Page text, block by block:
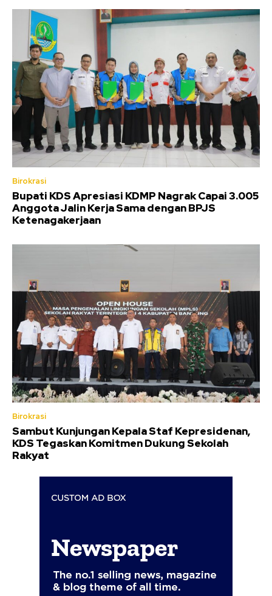
Birokrasi
Bupati KDS Apresiasi KDMP Nagrak Capai 3.005
Anggota Jalin Kerja Sama dengan BPJS
Ketenagakerjaan
Birokrasi
Sambut Kunjungan Kepala Staf Kepresidenan,
KDS Tegaskan Komitmen Dukung Sekolah
Rakyat